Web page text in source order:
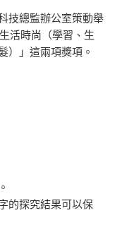
技總監辦公室策動舉
活時尚（學習、生
）」這兩項獎項。
的探究結果可以保